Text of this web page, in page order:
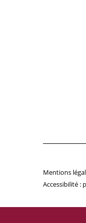
Mentions
Accessibilité :